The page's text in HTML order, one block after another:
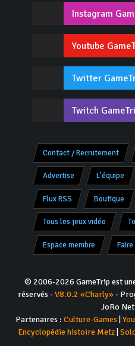
Instagram
Youtube
Twitter
Twitch
Contact / Recrutement
Advertise L'équipe
Flux RSS Boutique
Tous les jeux vidéo
Espace membre
© 2006-2026 GameTrip est
réservés -V8.0.2 «Charly»-
JoRo
Partenaires : Culture-Games
Encyclopédie histoire Metz|